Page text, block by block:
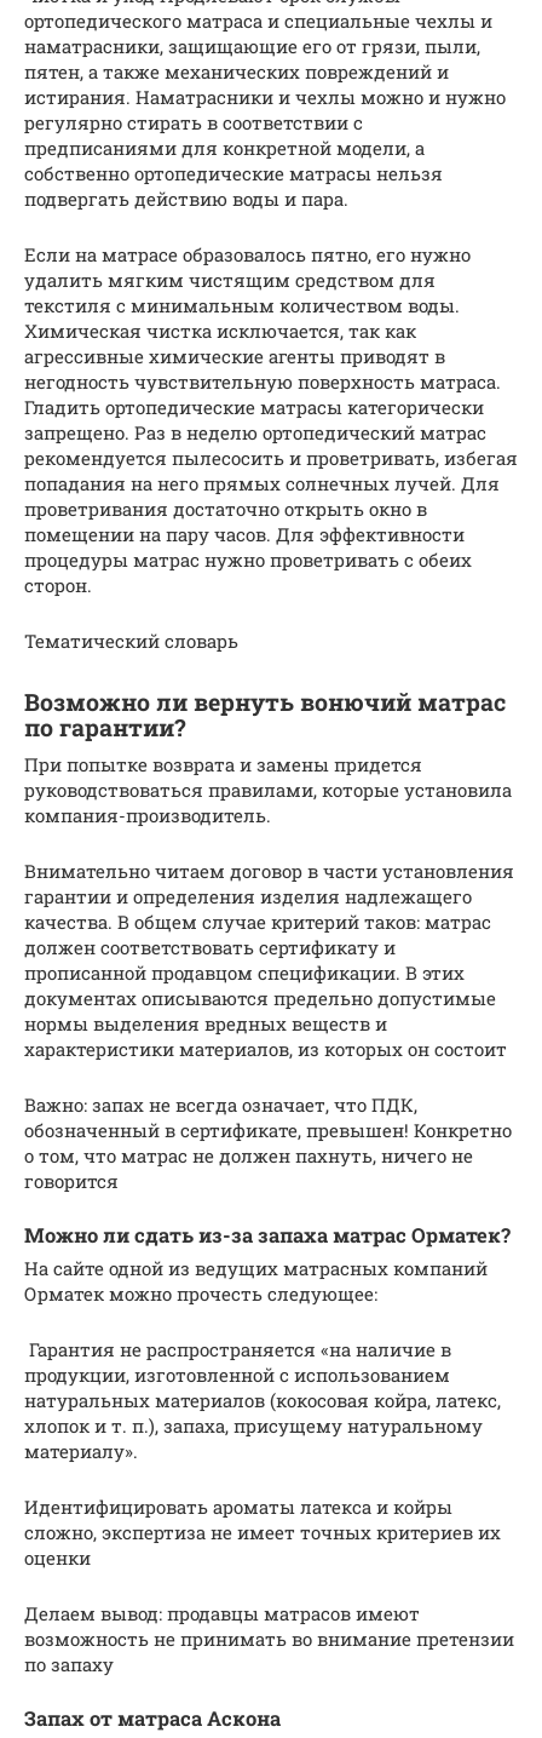
ортопедического матраса и специальные чехлы и
наматрасники, защищающие его от грязи, пыли,
пятен, а также механических повреждений и
истирания. Наматрасники и чехлы можно и нужно
регулярно стирать в соответствии с
предписаниями для конкретной модели, а
собственно ортопедические матрасы нельзя
подвергать действию воды и пара.
Если на матрасе образовалось пятно, его нужно
удалить мягким чистящим средством для
текстиля с минимальным количеством воды.
Химическая чистка исключается, так как
агрессивные химические агенты приводят в
негодность чувствительную поверхность матраса.
Гладить ортопедические матрасы категорически
запрещено. Раз в неделю ортопедический матрас
рекомендуется пылесосить и проветривать, избегая
попадания на него прямых солнечных лучей. Для
проветривания достаточно открыть окно в
помещении на пару часов. Для эффективности
процедуры матрас нужно проветривать с обеих
сторон.
Тематический словарь
Возможно ли вернуть вонючий матрас
по гарантии?
При попытке возврата и замены придется
руководствоваться правилами, которые установила
компания-производитель.
Внимательно читаем договор в части установления
гарантии и определения изделия надлежащего
качества. В общем случае критерий таков: матрас
должен соответствовать сертификату и
прописанной продавцом спецификации. В этих
документах описываются предельно допустимые
нормы выделения вредных веществ и
характеристики материалов, из которых он состоит
Важно: запах не всегда означает, что ПДК,
обозначенный в сертификате, превышен! Конкретно
о том, что матрас не должен пахнуть, ничего не
говорится
Можно ли сдать из-за запаха матрас Орматек?
На сайте одной из ведущих матрасных компаний
Орматек можно прочесть следующее:
Гарантия не распространяется «на наличие в
продукции, изготовленной с использованием
натуральных материалов (кокосовая койра, латекс,
хлопок и т. п.), запаха, присущему натуральному
материалу».
Идентифицировать ароматы латекса и койры
сложно, экспертиза не имеет точных критериев их
оценки
Делаем вывод: продавцы матрасов имеют
возможность не принимать во внимание претензии
по запаху
Запах от матраса Аскона